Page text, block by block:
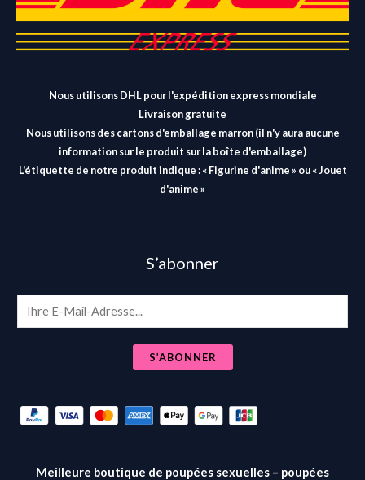
Nous utilisons DHL pour l'expédition express mondiale
Livraison gratuite
Nous utilisons des cartons d'emballage marron (il n'y aura aucune
information sur le produit sur la boîte d'emballage)
L'étiquette de notre produit indique : « Figurine d'anime » ou « Jouet
d'anime »
S’abonner
m
S’ABONNER
Meilleure boutique de poupées sexuelles – poupées